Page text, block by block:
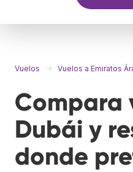
Vuelos Vuelos a Emiratos
Compara
Dubái y
donde